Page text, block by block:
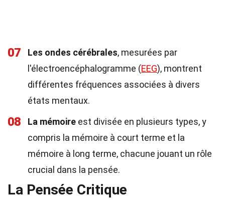
07 Les ondes cérébrales, mesurées par
l'électroencéphalogramme (EEG), montrent
différentes fréquences associées à divers
états mentaux.
08 La mémoire est divisée en plusieurs types, y
compris la mémoire à court terme et la
mémoire à long terme, chacune jouant un rôle
crucial dans la pensée.
La Pensée Critique